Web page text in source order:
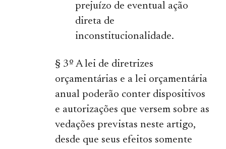
prejuízo de eventual ação
direta de
inconstitucionalidade.
§ 3º A lei de diretrizes
orçamentárias e a lei orçamentária
anual poderão conter dispositivos
e autorizações que versem sobre as
vedações previstas neste artigo,
desde que seus efeitos somente